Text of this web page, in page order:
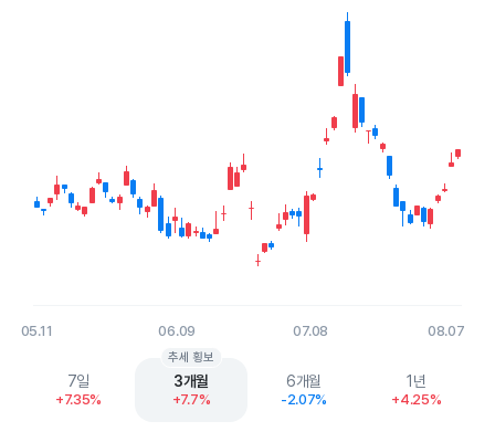
05.11 06.09 07.08 08.07
End of interactive chart.
7일
+7.35%
3개월
+7.7%
추세 횡보
6개월
-2.07%
1년
+4.25%